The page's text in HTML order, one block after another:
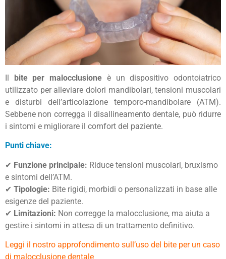
Il bite per malocclusione è un dispositivo odontoiatrico
utilizzato per alleviare dolori mandibolari, tensioni muscolari
e disturbi dell’articolazione temporo-mandibolare (ATM).
Sebbene non corregga il disallineamento dentale, può ridurre
i sintomi e migliorare il comfort del paziente.
Punti chiave:
✔ Funzione principale: Riduce tensioni muscolari, bruxismo
e sintomi dell’ATM.
✔ Tipologie: Bite rigidi, morbidi o personalizzati in base alle
esigenze del paziente.
✔ Limitazioni: Non corregge la malocclusione, ma aiuta a
gestire i sintomi in attesa di un trattamento definitivo.
Leggi il nostro approfondimento sull’uso del bite per un caso
di malocclusione dentale